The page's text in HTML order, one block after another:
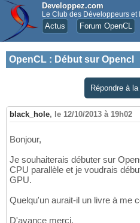
Developpez.com
Le Club des Développeurs et
Actus Forum OpenCL
OpenCL : Début sur Opencl
Répondre à
black_hole, le 12/10/2013 à 19h02
Bonjour,
Je souhaiterais débuter sur
CPU parallèle et je voudrais
GPU.
Quelqu'un aurait-il un livre à me
D'avance merci.